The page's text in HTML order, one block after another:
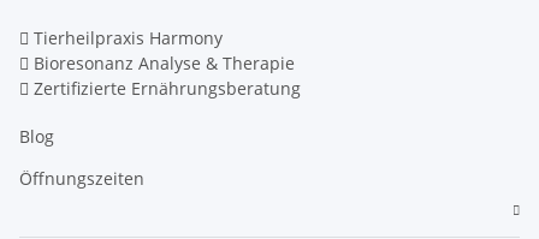
Tierheilpraxis Harmony
Bioresonanz Analyse & Therapie
Zertifizierte Ernährungsberatung
Blog
Öffnungszeiten